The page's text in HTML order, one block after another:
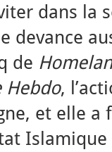
dans la
devance
de
Hebdo,
et elle a